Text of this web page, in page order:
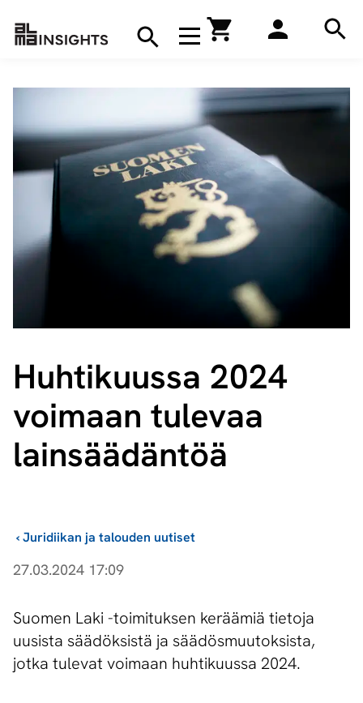
Avaa navigaatio
Hae
Huhtikuussa 2024
voimaan tulevaa
lainsäädäntöä
Juridiikan ja talouden uutiset
›
27.03.2024 17:09
Suomen Laki -toimituksen keräämiä tietoja
uusista säädöksistä ja säädösmuutoksista,
jotka tulevat voimaan huhtikuussa 2024.